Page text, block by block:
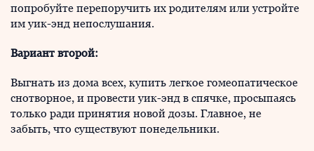
попробуйте перепоручить их родителям или устройте
им уик-энд непослушания.
Вариант второй:
Выгнать из дома всех, купить легкое гомеопатическое
снотворное, и провести уик-энд в спячке, просыпаясь
только ради принятия новой дозы. Главное, не
забыть, что существуют понедельники.